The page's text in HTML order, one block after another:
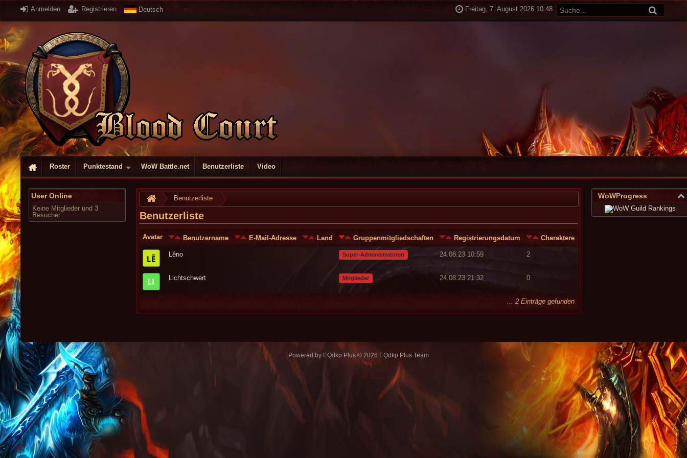
Anmelden Registrieren Deutsch Freitag, 7. August 2026 10:48
Roster Punktestand WoW Battle.net Benutzerliste Video
User Online
Keine Mitglieder und 3
Besucher
Benutzerliste
Benutzerliste
Avatar Benutzername E-Mail-Adresse Land Gruppenmitgliedschaften Registrierungsdatum Charaktere
Lêno Super-Administratoren 24.08.23 10:59 2
Lichtschwert Mitglieder 24.08.23 21:32 0
... 2 Einträge gefunden
WoWProgress
Powered by EQdkp Plus © 2026 EQdkp Plus Team